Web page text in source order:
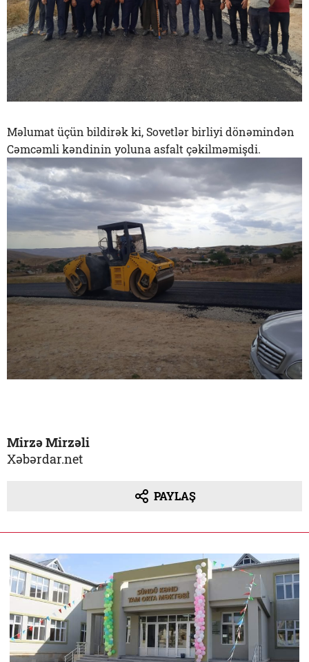
Məlumat üçün bildirək ki, Sovetlər birliyi dönəmindən
Cəmcəmli kəndinin yoluna asfalt çəkilməmişdi.
Mirzə Mirzəli
Xəbərdar.net
PAYLAŞ